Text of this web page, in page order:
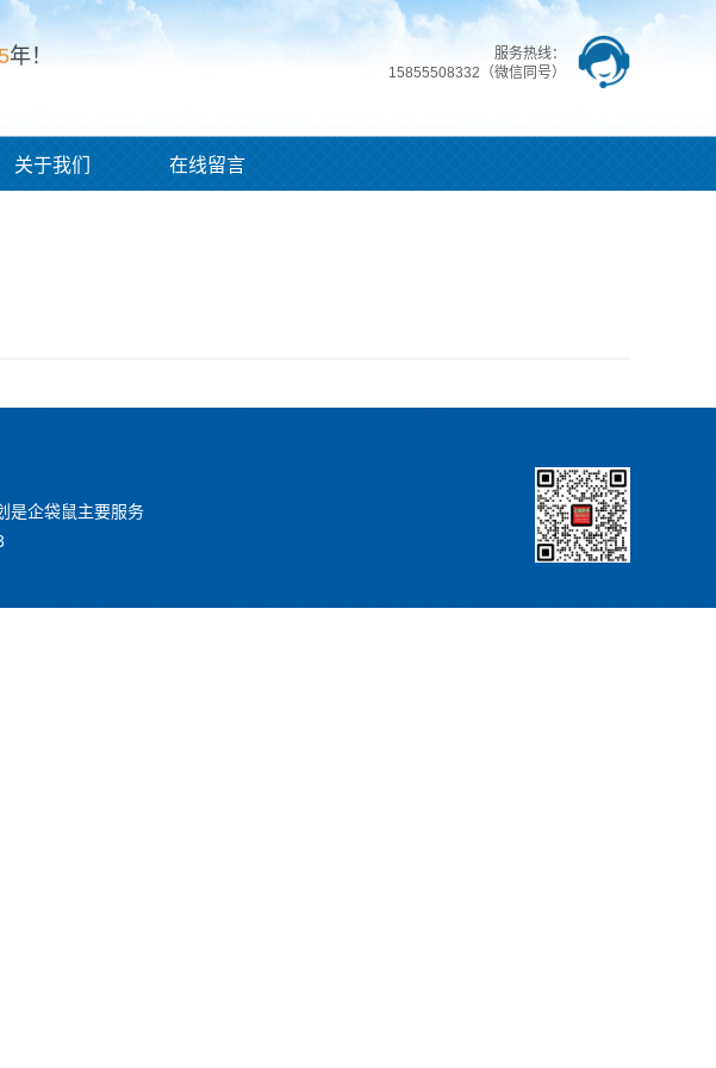
5年！
服务热线：
15855508332（微信同号）
关于我们 在线留言
是企袋鼠主要服务